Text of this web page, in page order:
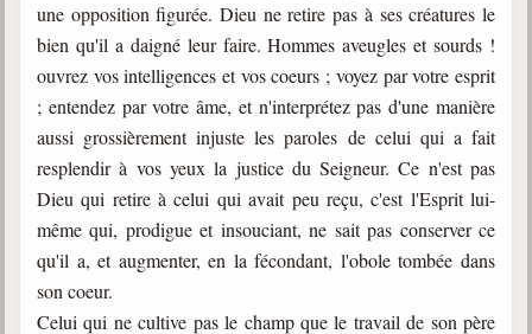
une opposition figurée. Dieu ne retire pas à ses créatures le
bien qu'il a daigné leur faire. Hommes aveugles et sourds !
ouvrez vos intelligences et vos coeurs ; voyez par votre esprit
; entendez par votre âme, et n'interprétez pas d'une manière
aussi grossièrement injuste les paroles de celui qui a fait
resplendir à vos yeux la justice du Seigneur. Ce n'est pas
Dieu qui retire à celui qui avait peu reçu, c'est l'Esprit lui-
même qui, prodigue et insouciant, ne sait pas conserver ce
qu'il a, et augmenter, en la fécondant, l'obole tombée dans
son coeur.
Celui qui ne cultive pas le champ que le travail de son père